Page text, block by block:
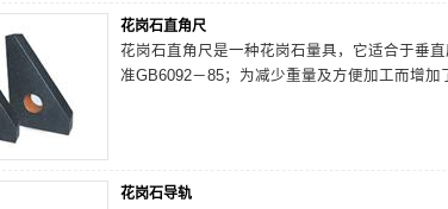
花岗石直角尺
花岗石直角尺是一种花岗石量具，它适合于垂
准GB6092－85；为减少重量及方便加工而增加
花岗石导轨